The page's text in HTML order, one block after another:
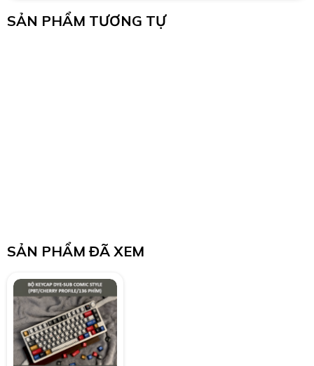
SẢN PHẨM TƯƠNG TỰ
SẢN PHẨM ĐÃ XEM